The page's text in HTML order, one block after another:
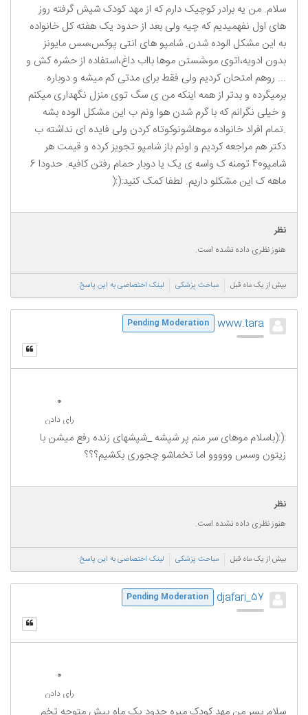
سلام. من یه برادر کوچیک دارم که از مهد کودک شپش گرفته روز
های اول نفهمیدیم که چیه ولی بعد از حدود یک هفته کل خانواده
به این مشکل الوده شدن. شامپو های انتی پوکس،سس مایونز
بدون ادویه،اتوی مو،شستن موها بااب داغ،استفاده از حشره کش و
... روهم امتحان کردیم ولی فقط برای مدتی کم میشه و دوباره
برمیگرده و بدتر از همه اینکه من ی سگ توی منزل نگهداری میکنم
و خیلی نگرانم که با گرم شدن هوا ونم ب این مشکل الوده بشه
.تمام افراد خانواده موهاشونوکوتاه کردن ولی فایده ای نداشته ب
دکتر هم مراجعه کردیم و اونم باز شامپو تجویز کرده و قیمت هر
شامپو40 تومنه ک واسه ی یک یا دوبار حمام رفتن کافیه. حدودا 6
ماهه ک این مشکلو داریم. لطفا کمک کنید:(:(
نظر
هنوز نظری داده نشده است.
بیش از یک ماه قبل مباحث پزشکی لینک اختصاصی به این پاسخ
www.tara
Pending Moderation
0
رای دادن
:(:(باسلام موهای سر منم پر شپشه _شپشهای زنده رفع میشن با
زیتون وسس ووووو اما تخماشو چجوری بکشیم؟؟؟
نظر
هنوز نظری داده نشده است.
بیش از یک ماه قبل مباحث پزشکی لینک اختصاصی به این پاسخ
djafari_57
Pending Moderation
0
رای دادن